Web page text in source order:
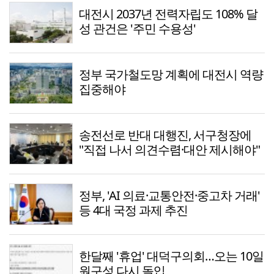
대전시 2037년 전력자립도 108% 달
성 관건은 '주민 수용성'
정부 국가철도망 계획에 대전시 역량
집중해야
송전선로 반대 대행진, 서구청장에
"직접 나서 의견수렴·대안 제시해야"
정부, 'AI 의료·교통안전·중고차 거래'
등 4대 국정 과제 추진
한달째 '휴업' 대덕구의회…오는 10일